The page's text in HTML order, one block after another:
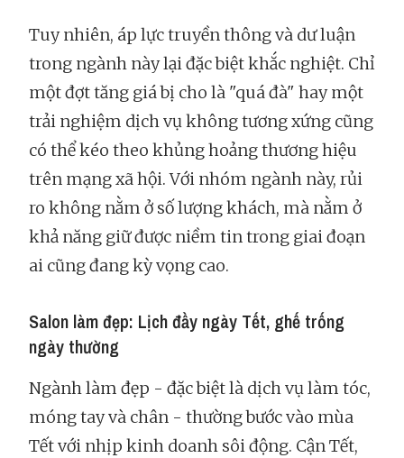
Tuy nhiên, áp lực truyền thông và dư luận
trong ngành này lại đặc biệt khắc nghiệt. Chỉ
một đợt tăng giá bị cho là "quá đà" hay một
trải nghiệm dịch vụ không tương xứng cũng
có thể kéo theo khủng hoảng thương hiệu
trên mạng xã hội. Với nhóm ngành này, rủi
ro không nằm ở số lượng khách, mà nằm ở
khả năng giữ được niềm tin trong giai đoạn
ai cũng đang kỳ vọng cao.
Salon làm đẹp: Lịch đầy ngày Tết, ghế trống
ngày thường
Ngành làm đẹp - đặc biệt là dịch vụ làm tóc,
móng tay và chân - thường bước vào mùa
Tết với nhịp kinh doanh sôi động. Cận Tết,